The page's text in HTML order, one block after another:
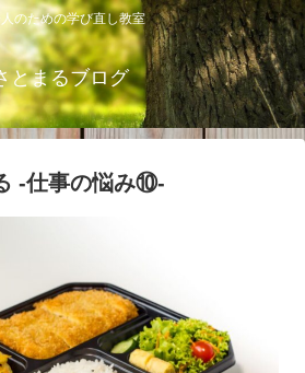
人のための学び直し教室
とまるブログ
‐仕事の悩み⑩‐